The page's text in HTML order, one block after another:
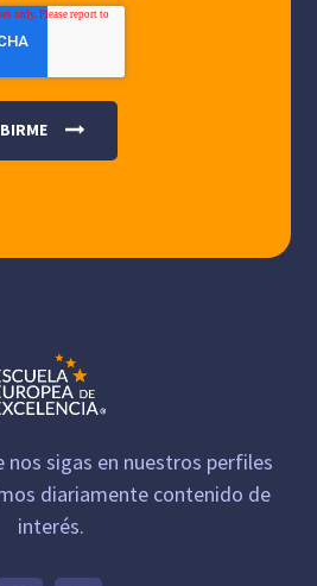
nos sigas en nuestros perfiles
diariamente contenido de
interés.